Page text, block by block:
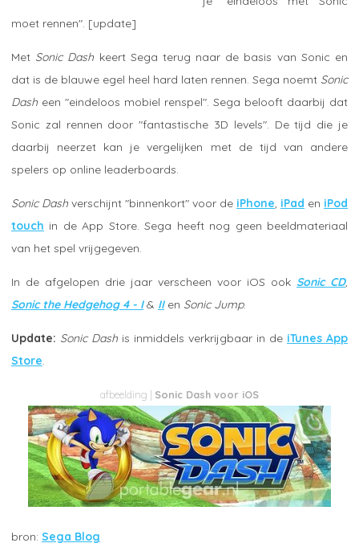
moet rennen". [update]
Met Sonic Dash keert Sega terug naar de basis van Sonic en
dat is de blauwe egel heel hard laten rennen. Sega noemt Sonic
Dash een "eindeloos mobiel renspel". Sega belooft daarbij dat
Sonic zal rennen door "fantastische 3D levels". De tijd die je
daarbij neerzet kan je vergelijken met de tijd van andere
spelers op online leaderboards.
Sonic Dash verschijnt "binnenkort" voor de iPhone iPad en iPod
touch in de App Store. Sega heeft nog geen beeldmateriaal
van het spel vrijgegeven.
In de afgelopen drie jaar verscheen voor iOS ook Sonic CD,
Sonic the Hedgehog 4 - I& IIen Sonic Jump.
Update: Sonic Dash is inmiddels verkrijgbaar in de iTunes App
Store
Sonic Dash voor iOS
Sega Blog